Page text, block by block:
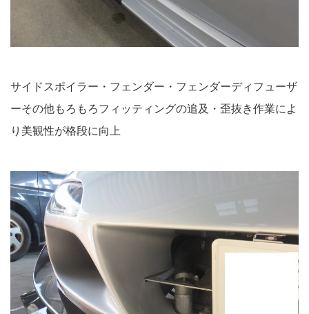
サイドスポイラー・フェンダー・フェンダーディフューザ
ーその他もろもろフィッティングの追及・歪抜き作業によ
り美観性が格段に向上